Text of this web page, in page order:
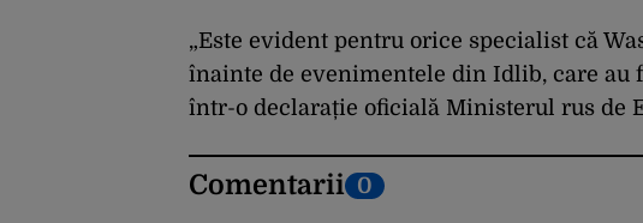
„Este evident pentru orice specialist că
înainte de evenimentele din Idlib, care au
într-o declarație oficială Ministerul rus de
Comentarii 0